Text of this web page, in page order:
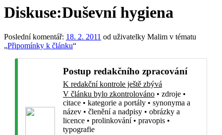
Diskuse:Duševní hygiena
Poslední komentář: 18. 2. 2011 od uživatelky Malim v tématu
„Připomínky k článku“
Postup redakčního zpracování
K redakční kontrole ještě zbývá
V článku bylo zkontrolováno • zdroje •
citace • kategorie a portály • synonyma a
název • členění a nadpisy • obrázky a
licence • prolinkování• pravopis •
typografie